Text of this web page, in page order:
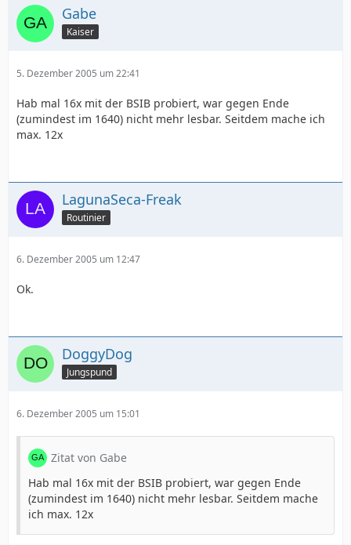
Gabe
Kaiser
5. Dezember 2005 um 22:41
Hab mal 16x mit der BSIB probiert, war gegen Ende
(zumindest im 1640) nicht mehr lesbar. Seitdem mache ich
max. 12x
LagunaSeca-Freak
Routinier
6. Dezember 2005 um 12:47
Ok.
DoggyDog
Jungspund
6. Dezember 2005 um 15:01
Zitat von Gabe
Hab mal 16x mit der BSIB probiert, war gegen Ende
(zumindest im 1640) nicht mehr lesbar. Seitdem mache
ich max. 12x